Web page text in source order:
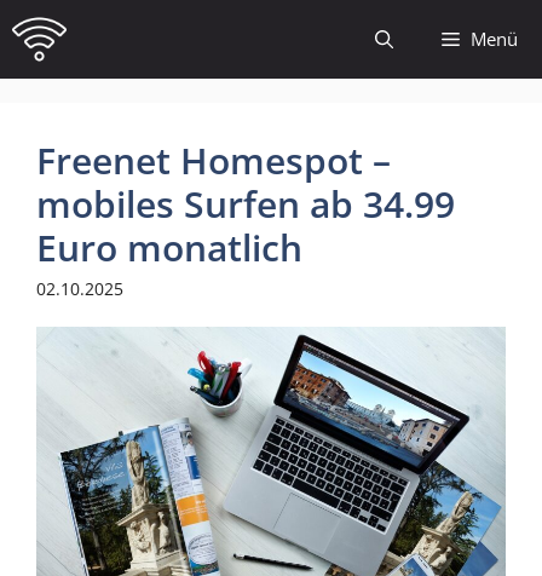
Zum
Inhalt
springen
Menü
Freenet Homespot –
mobiles Surfen ab 34.99
Euro monatlich
02.10.2025